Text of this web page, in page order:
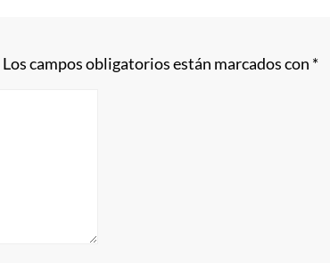
Los campos obligatorios están marcados con *